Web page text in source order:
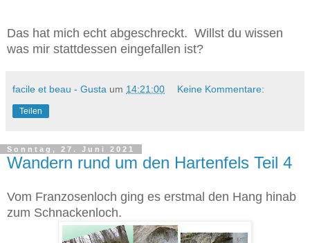
Das hat mich echt abgeschreckt. Willst du wissen
was mir stattdessen eingefallen ist?
facile et beau - Gusta um 14:21:00 Keine Kommentare:
Teilen
Sonntag, 27. Juni 2021
Wandern rund um den Hartenfels Teil 4
Vom Franzosenloch ging es erstmal den Hang hinab
zum Schnackenloch.